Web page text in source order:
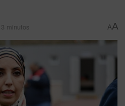
minutos AA